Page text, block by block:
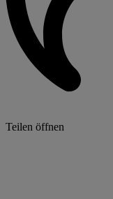
Teilen öffnen